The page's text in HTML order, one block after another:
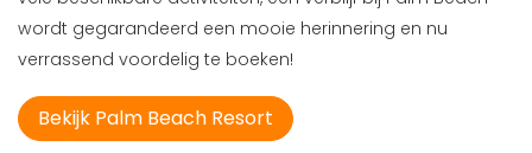
wordt gegarandeerd een mooie herinnering en nu
verrassend voordelig te boeken!
Bekijk Palm Beach Resort